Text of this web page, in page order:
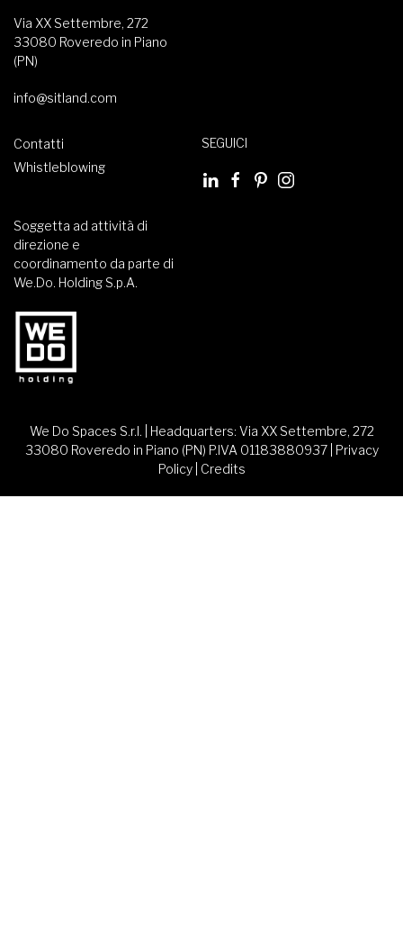
Via XX Settembre, 272
33080 Roveredo in Piano
(PN)
info@sitland.com
Contatti
Whistleblowing
SEGUICI
Soggetta ad attività di
direzione e
coordinamento da parte di
We.Do. Holding S.p.A.
We Do Spaces S.r.l. | Headquarters: Via XX Settembre, 272
33080 Roveredo in Piano (PN) P.IVA 01183880937 | Privacy
Policy| Credits